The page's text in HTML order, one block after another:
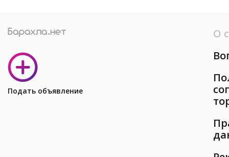
Подать объявление
О